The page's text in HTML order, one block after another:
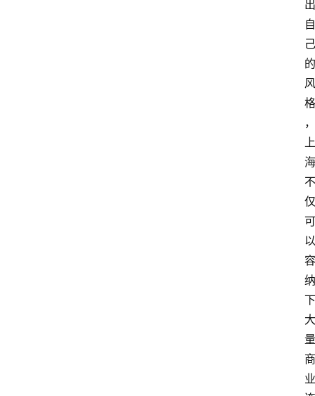
出
自
己
的
风
格
，
上
海
不
仅
可
以
容
纳
下
大
量
商
业